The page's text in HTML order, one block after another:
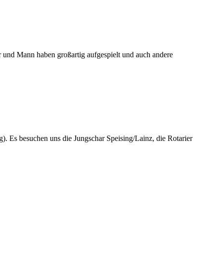
Mann haben großartig aufgespielt und auch andere
Es besuchen uns die Jungschar Speising/Lainz, die Rotarier